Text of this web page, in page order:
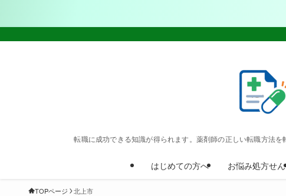
転職に成功できる知識が得られます。薬剤師の正しい転職方法
はじめての方へ お悩み処方せん
TOPページ 北上市